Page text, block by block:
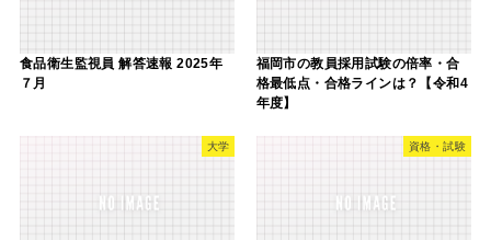
食品衛生監視員 解答速報 2025年
７月
福岡市の教員採用試験の倍率・合
格最低点・合格ラインは？【令和4
年度】
大学 資格・試験